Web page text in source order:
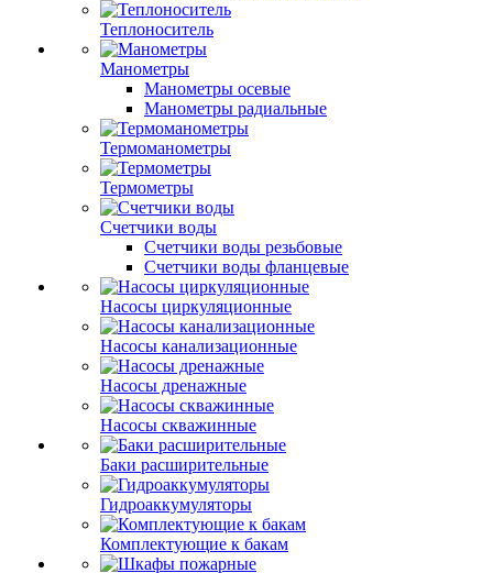
Теплоноситель
Манометры
Манометры осевые
Манометры радиальные
Термоманометры
Термометры
Счетчики воды
Счетчики воды резьбовые
Счетчики воды фланцевые
Насосы циркуляционные
Насосы канализационные
Насосы дренажные
Насосы скважинные
Баки расширительные
Гидроаккумуляторы
Комплектующие к бакам